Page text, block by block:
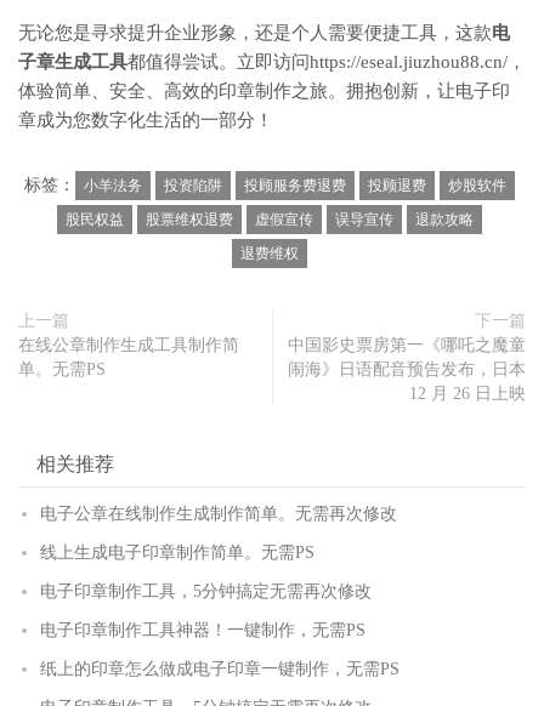
无论您是寻求提升企业形象，还是个人需要便捷工具，这款电
子章生成工具都值得尝试。立即访问https://eseal.jiuzhou88.cn/，
体验简单、安全、高效的印章制作之旅。拥抱创新，让电子印
章成为您数字化生活的一部分！
标签： 小羊法务 投资陷阱 投顾服务费退费 投顾退费
炒股软件
股民权益
股票维权退费 虚假宣传 误导宣传
退款攻略
退费维权
上一篇
在线公章制作生成工具制作简
单。无需PS
下一篇
中国影史票房第一《哪吒之魔童
闹海》日语配音预告发布，日本
12 月 26 日上映
相关推荐
电子公章在线制作生成制作简单。无需再次修改
线上生成电子印章制作简单。无需PS
电子印章制作工具，5分钟搞定无需再次修改
电子印章制作工具神器！一键制作，无需PS
纸上的印章怎么做成电子印章一键制作，无需PS